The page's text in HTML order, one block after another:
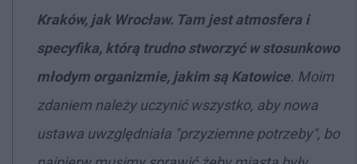
Kraków, jak Wrocław. Tam jest atmosfera i
specyfika, którą trudno stworzyć w stosunkowo
młodym organizmie, jakim są Katowice. Moim
zdaniem należy uczynić wszystko, aby nowa
ustawa uwzględniała "przyziemne potrzeby", bo